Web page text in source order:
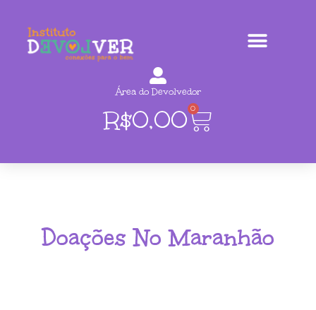
Área do Devolvedor
R$0,00 0
Doações No Maranhão